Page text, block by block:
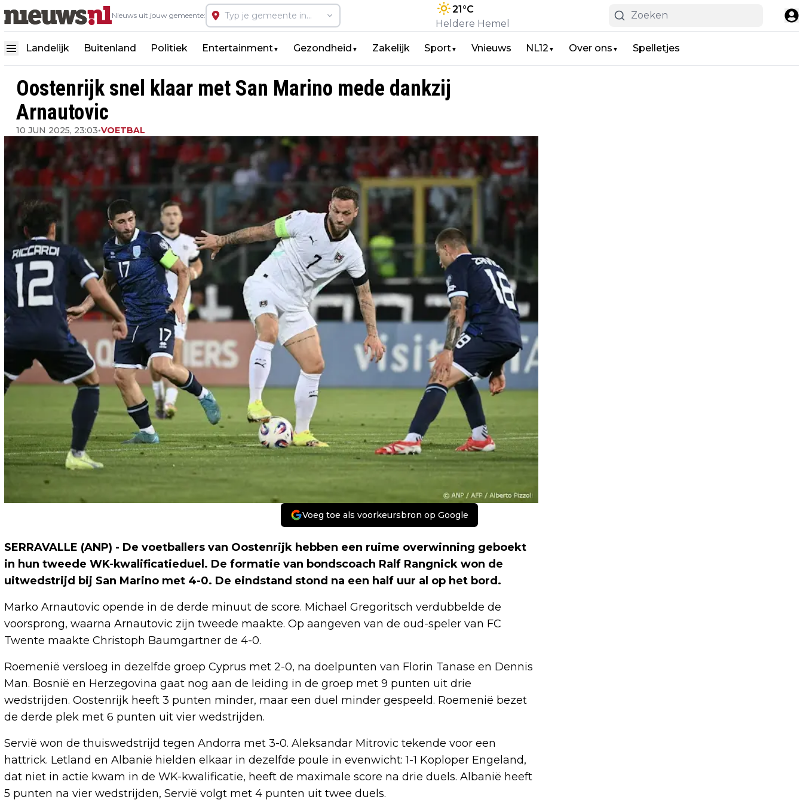
Nieuws uit jouw gemeente:
21°C
Heldere Hemel
Landelijk Buitenland Politiek Entertainment▼ Gezondheid ▼ Zakelijk Sport▼ Vnieuws NL12 ▼ Over ons ▼ Spelletjes
Oostenrijk snel klaar met San Marino mede dankzij
Arnautovic
10 JUN 2025, 23:03•VOETBAL
Voeg toe als voorkeursbron op Google
SERRAVALLE (ANP) - De voetballers van Oostenrijk hebben een ruime overwinning geboekt
in hun tweede WK-kwalificatieduel. De formatie van bondscoach Ralf Rangnick won de
uitwedstrijd bij San Marino met 4-0. De eindstand stond na een half uur al op het bord.
Marko Arnautovic opende in de derde minuut de score. Michael Gregoritsch verdubbelde de
voorsprong, waarna Arnautovic zijn tweede maakte. Op aangeven van de oud-speler van FC
Twente maakte Christoph Baumgartner de 4-0.
Roemenië versloeg in dezelfde groep Cyprus met 2-0, na doelpunten van Florin Tanase en Dennis
Man. Bosnië en Herzegovina gaat nog aan de leiding in de groep met 9 punten uit drie
wedstrijden. Oostenrijk heeft 3 punten minder, maar een duel minder gespeeld. Roemenië bezet
de derde plek met 6 punten uit vier wedstrijden.
Servië won de thuiswedstrijd tegen Andorra met 3-0. Aleksandar Mitrovic tekende voor een
hattrick. Letland en Albanië hielden elkaar in dezelfde poule in evenwicht: 1-1 Koploper Engeland,
dat niet in actie kwam in de WK-kwalificatie, heeft de maximale score na drie duels. Albanië heeft
5 punten na vier wedstrijden, Servië volgt met 4 punten uit twee duels.